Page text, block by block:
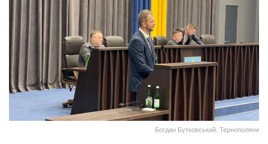
Богдан Бутковський. Тернополяни